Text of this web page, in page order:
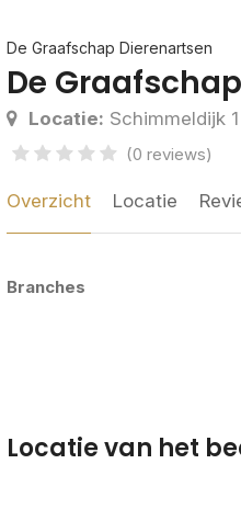
De Graafschap Dierenartsen
De
Locatie: Schimmeldijk
(0 reviews)
Overzicht Locatie
Branches
Locatie van het